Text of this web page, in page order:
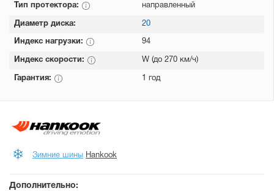
Тип протектора: направленный
Диаметр диска: 20
Индекс нагрузки: 94
Индекс скорости: W (до 270 км/ч)
Гарантия: 1 год
Зимние шины Hankook
Дополнительно: